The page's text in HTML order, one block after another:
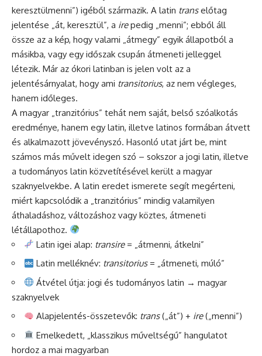
keresztülmenni”) igéből származik. A latin transelőtag
jelentése „át, keresztül”, a irepedig „menni”; ebből áll
össze az a kép, hogy valami „átmegy” egyik állapotból a
másikba, vagy egy időszak csupán átmeneti jelleggel
létezik. Már az ókori latinban is jelen volt az a
jelentésárnyalat, hogy ami transitorius, az nem végleges,
hanem időleges.
A magyar „tranzitórius” tehát nem saját, belső szóalkotás
eredménye, hanem egy latin, illetve latinos formában átvett
és alkalmazott jövevényszó. Hasonló utat járt be, mint
számos más művelt idegen szó – sokszor a jogi latin, illetve
a tudományos latin közvetítésével került a magyar
szaknyelvekbe. A latin eredet ismerete segít megérteni,
miért kapcsolódik a „tranzitórius” mindig valamilyen
áthaladáshoz, változáshoz vagy köztes, átmeneti
létállapothoz.
Latin igei alap: transire= „átmenni, átkelni”
Latin melléknév: transitorius= „átmeneti, múló”
Átvétel útja: jogi és tudományos latin → magyar
szaknyelvek
Alapjelentés-összetevők: trans(„át”) + ire(„menni”)
Emelkedett, „klasszikus műveltségű” hangulatot
hordoz a mai magyarban